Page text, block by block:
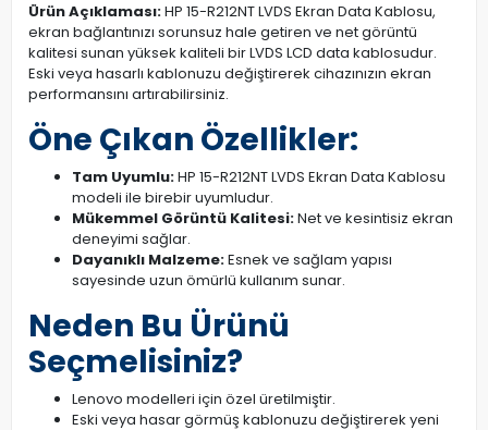
Ürün Açıklaması:HP 15-R212NT LVDS Ekran Data Kablosu,
ekran bağlantınızı sorunsuz hale getiren ve net görüntü
kalitesi sunan yüksek kaliteli bir LVDS LCD data kablosudur.
Eski veya hasarlı kablonuzu değiştirerek cihazınızın ekran
performansını artırabilirsiniz.
Öne Çıkan Özellikler:
Tam Uyumlu:HP 15-R212NT LVDS Ekran Data Kablosu
modeli ile birebir uyumludur.
Mükemmel Görüntü Kalitesi:Net ve kesintisiz ekran
deneyimi sağlar.
Dayanıklı Malzeme:Esnek ve sağlam yapısı
sayesinde uzun ömürlü kullanım sunar.
Neden Bu Ürünü
Seçmelisiniz?
Lenovo modelleri için özel üretilmiştir.
Eski veya hasar görmüş kablonuzu değiştirerek yeni